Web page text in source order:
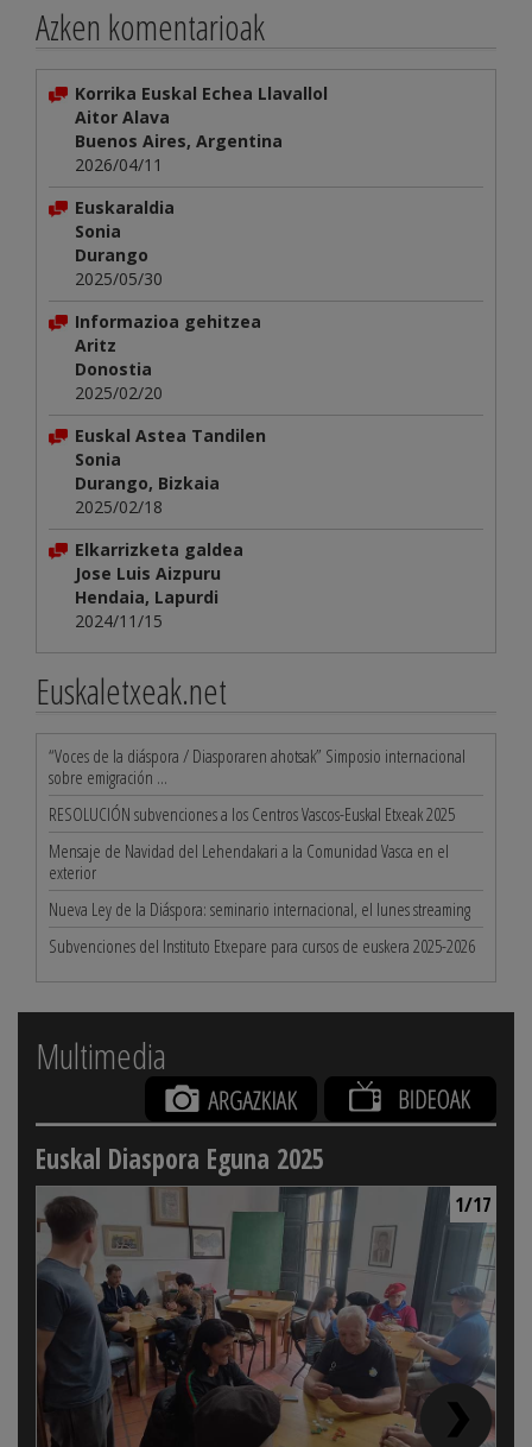
Azken komentarioak
Korrika Euskal Echea Llavallol
Aitor Alava
Buenos Aires, Argentina
2026/04/11
Euskaraldia
Sonia
Durango
2025/05/30
Informazioa gehitzea
Aritz
Donostia
2025/02/20
Euskal Astea Tandilen
Sonia
Durango, Bizkaia
2025/02/18
Elkarrizketa galdea
Jose Luis Aizpuru
Hendaia, Lapurdi
2024/11/15
Euskaletxeak.net
“Voces de la diáspora / Diasporaren ahotsak” Simposio internacional
sobre emigración ...
RESOLUCIÓN subvenciones a los Centros Vascos-Euskal Etxeak 2025
Mensaje de Navidad del Lehendakari a la Comunidad Vasca en el
exterior
Nueva Ley de la Diáspora: seminario internacional, el lunes streaming
Subvenciones del Instituto Etxepare para cursos de euskera 2025-2026
Multimedia
Euskal Diaspora Eguna 2025
1/17